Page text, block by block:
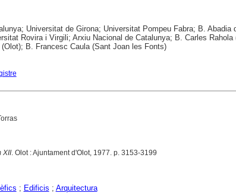
Universitat de Girona; Universitat Pompeu Fabra; B. Abadia
Rovira i Virgili; Arxiu Nacional de Catalunya; B. Carles Rahola
B. Francesc Caula (Sant Joan les Fonts)
XII. Olot : Ajuntament d'Olot, 1977. p. 3153-3199
; Edificis ; Arquitectura